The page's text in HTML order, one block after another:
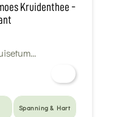
Kruidenthee -
Spanning & Hart